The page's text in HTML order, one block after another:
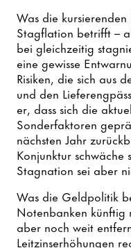
Was die
Stagflation betrifft –
bei gleichzeitig
eine gewisse
Risiken, die sich aus
und den
er, dass sich die
Sonderfaktoren
nächsten Jahr
Konjunktur
Stagnation sei aber
Was die Geldpolitik
Notenbanken künftig
aber noch weit
Leitzinserhöhungen